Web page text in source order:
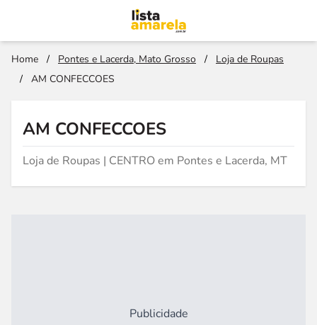
Home / Pontes e Lacerda, Mato Grosso /
Loja de Roupas
/
AM CONFECCOES
AM CONFECCOES
Loja de Roupas | CENTRO em Pontes e Lacerda, MT
Publicidade